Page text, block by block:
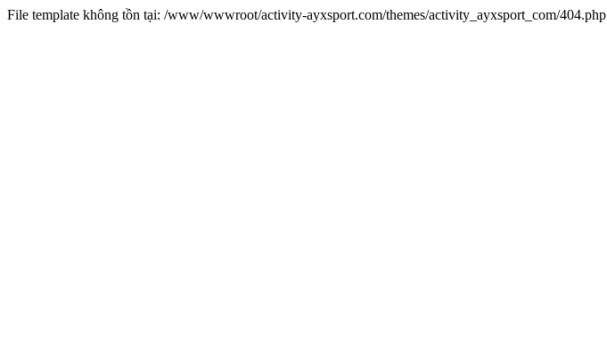
File template không tồn tại: /www/wwwroot/activity-ayxsport.com/themes/activity_ayxsport_com/404.php